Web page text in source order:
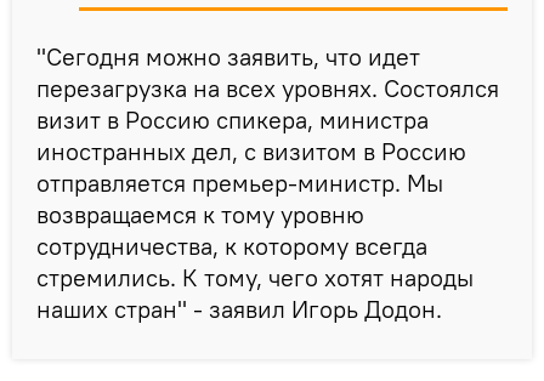
"Сегодня можно заявить, что идет
перезагрузка на всех уровнях. Состоялся
визит в Россию спикера, министра
иностранных дел, с визитом в Россию
отправляется премьер-министр. Мы
возвращаемся к тому уровню
сотрудничества, к которому всегда
стремились. К тому, чего хотят народы
наших стран" - заявил Игорь Додон.